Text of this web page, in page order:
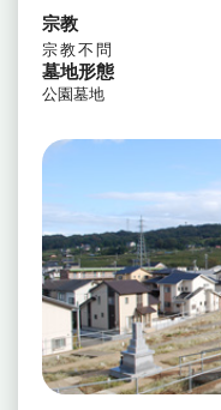
宗教
宗教不問
墓地形態
公園墓地